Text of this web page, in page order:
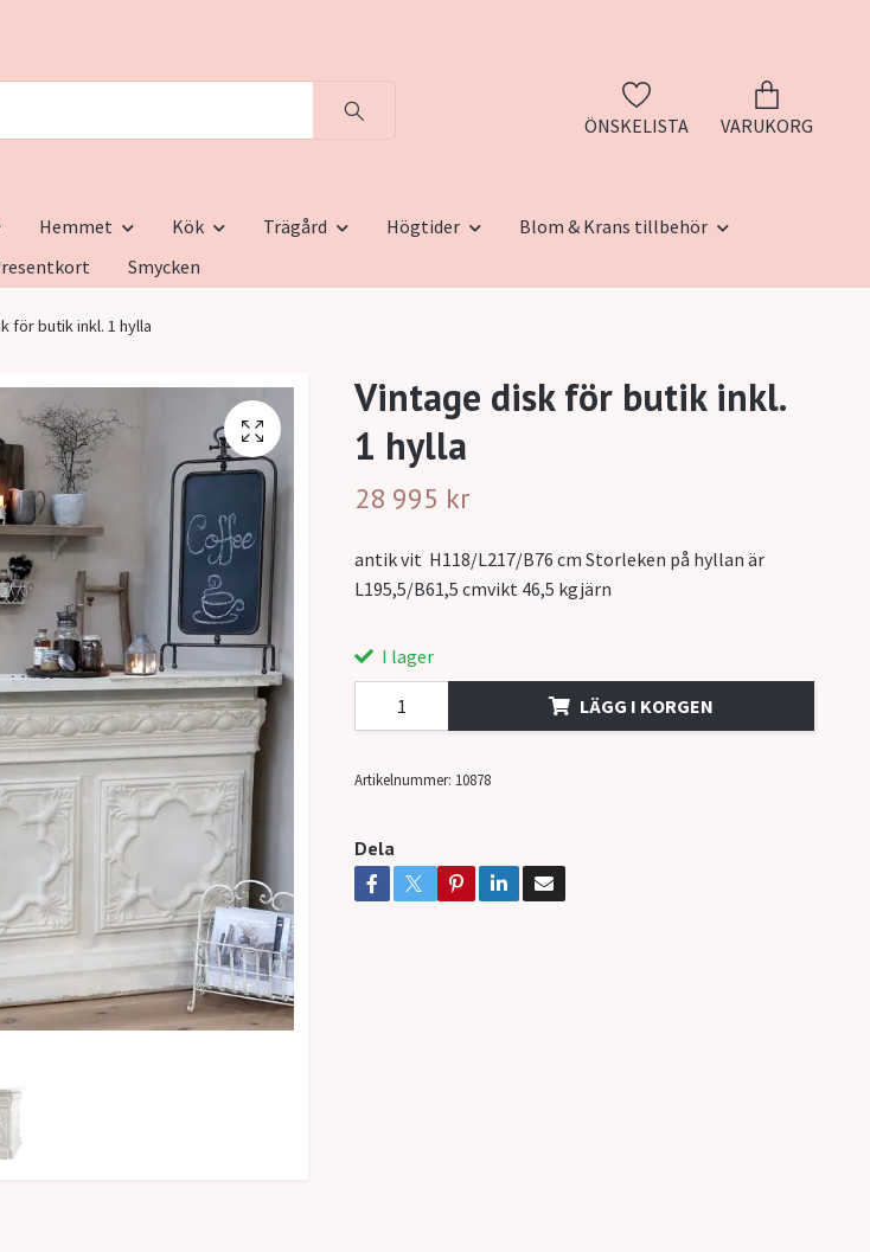
ÖNSKELISTA VARUKORG
Hemmet Kök Trägård Högtider
Blom & Krans tillbehör
Smycken
för butik inkl. 1 hylla
Vintage disk för butik inkl.
1 hylla
28 995 kr
antik vit H118/L217/B76 cm Storleken på hyllan är
L195,5/B61,5 cmvikt 46,5 kgjärn
I lager
LÄGG I KORGEN
Artikelnummer: 10878
Dela